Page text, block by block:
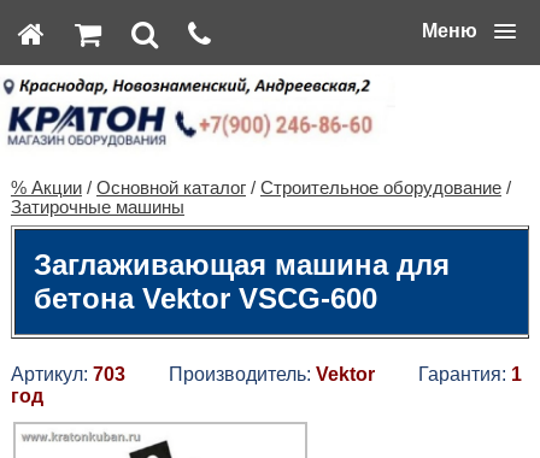
Меню
% Акции/ Основной каталог/ Строительное оборудование/
Затирочные машины
Заглаживающая машина для
бетона Vektor VSCG-600
Артикул: 703Производитель: VektorГарантия: 1
год